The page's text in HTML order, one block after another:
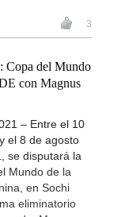
3
Copa del Mundo
con Magnus
– Entre el 10
el 8 de agosto
se disputará la
Mundo de la
en Sochi
eliminatorio